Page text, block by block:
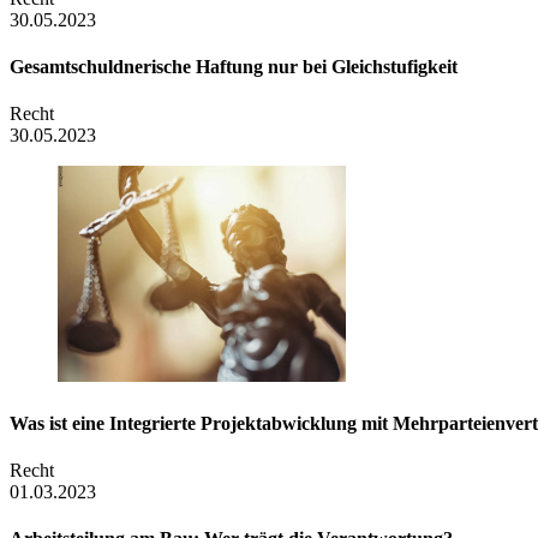
30.05.2023
Gesamtschuldnerische Haftung nur bei Gleichstufigkeit
Recht
30.05.2023
Was ist eine Integrierte Projektabwicklung mit
Recht
01.03.2023